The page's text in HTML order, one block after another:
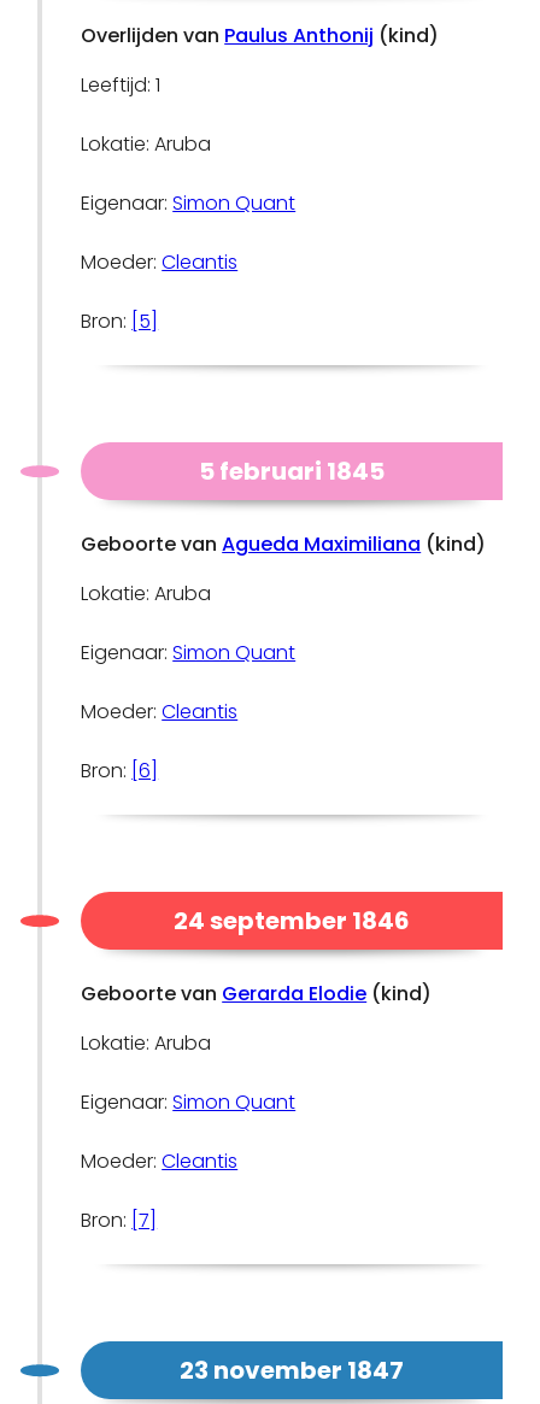
Overlijden van Paulus Anthonij (kind)
Leeftijd: 1
Lokatie: Aruba
Eigenaar:Simon Quant
Moeder:Cleantis
Bron: [5]
5 februari 1845
Geboorte vanAgueda Maximiliana (kind)
Lokatie: Aruba
Eigenaar:Simon Quant
Moeder:Cleantis
Bron: [6]
24 september 1846
Geboorte van Gerarda Elodie (kind)
Lokatie: Aruba
Eigenaar:Simon Quant
Moeder:Cleantis
Bron: [7]
23 november 1847